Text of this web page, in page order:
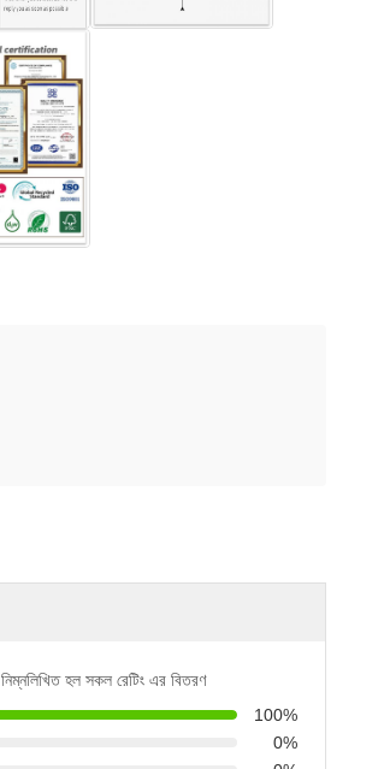
নিম্নলিখিত হল সকল রেটিং এর বিতরণ
100%
0%